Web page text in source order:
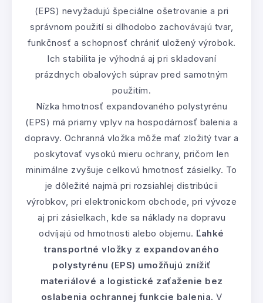
(EPS) nevyžadujú špeciálne ošetrovanie a pri
správnom použití si dlhodobo zachovávajú tvar,
funkčnosť a schopnosť chrániť uložený výrobok.
Ich stabilita je výhodná aj pri skladovaní
prázdnych obalových súprav pred samotným
použitím.
Nízka hmotnosť expandovaného polystyrénu
(EPS) má priamy vplyv na hospodárnosť balenia a
dopravy. Ochranná vložka môže mať zložitý tvar a
poskytovať vysokú mieru ochrany, pričom len
minimálne zvyšuje celkovú hmotnosť zásielky. To
je dôležité najmä pri rozsiahlej distribúcii
výrobkov, pri elektronickom obchode, pri vývoze
aj pri zásielkach, kde sa náklady na dopravu
odvíjajú od hmotnosti alebo objemu. Ľahké
transportné vložky z expandovaného
polystyrénu (EPS) umožňujú znížiť
materiálové a logistické zaťaženie bez
oslabenia ochrannej funkcie balenia. V